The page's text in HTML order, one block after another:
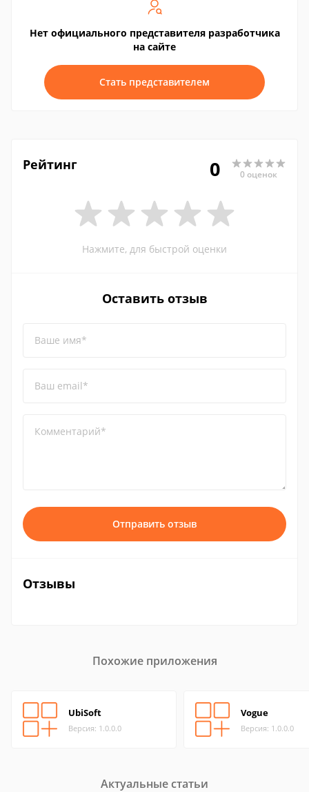
Нет официального представителя разработчика
на сайте
Стать представителем
Рейтинг 0 0 оценок
Нажмите, для быстрой оценки
Оставить отзыв
Ваше имя*
Ваш email*
Комментарий*
Отправить отзыв
Отзывы
Похожие приложения
UbiSoft
Версия: 1.0.0.0
Vogue
Версия: 1.0.0.0
Актуальные статьи